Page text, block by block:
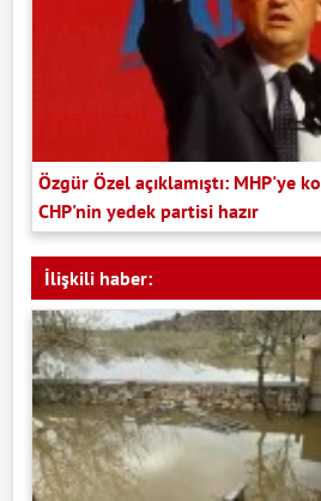
Özgür Özel açıklamıştı: MHP'ye
CHP'nin yedek partisi hazır
İlişkili haber: